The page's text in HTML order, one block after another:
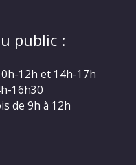
public :
12h et 14h-17h
16h30
de 9h à 12h